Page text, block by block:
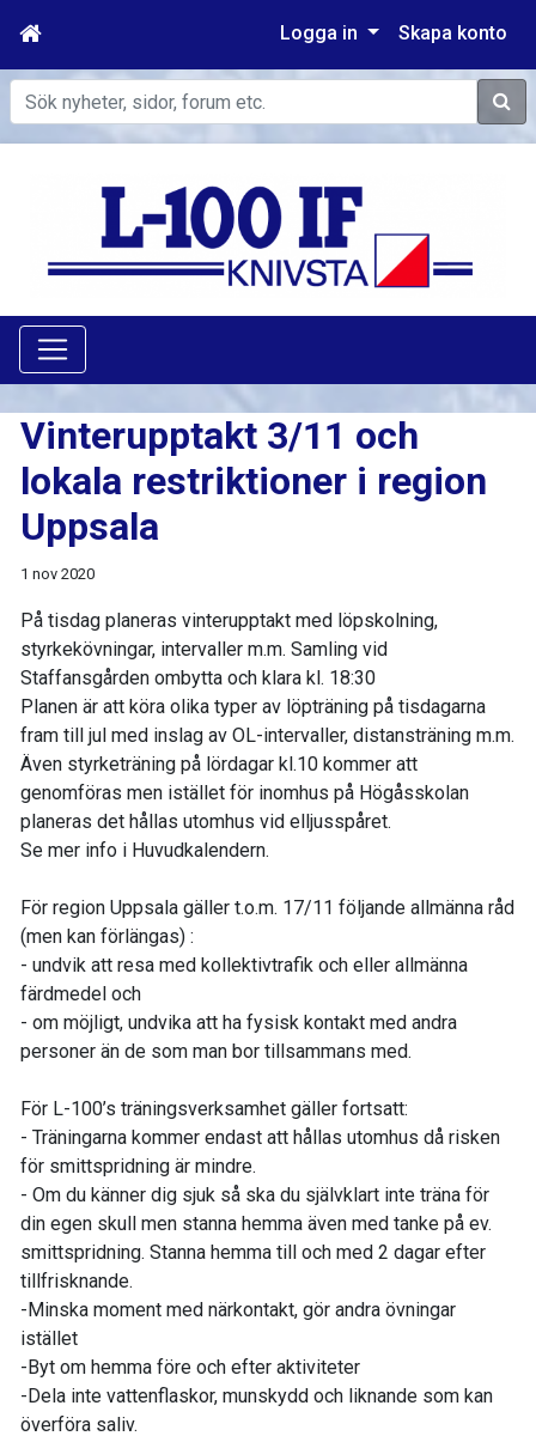
Logga in Skapa konto
Sök
Vinterupptakt 3/11 och
lokala restriktioner i region
Uppsala
1 nov 2020
På tisdag planeras vinterupptakt med löpskolning,
styrkekövningar, intervaller m.m. Samling vid
Staffansgården ombytta och klara kl. 18:30
Planen är att köra olika typer av löpträning på tisdagarna
fram till jul med inslag av OL-intervaller, distansträning m.m.
Även styrketräning på lördagar kl.10 kommer att
genomföras men istället för inomhus på Högåsskolan
planeras det hållas utomhus vid elljusspåret.
Se mer info i Huvudkalendern.
För region Uppsala gäller t.o.m. 17/11 följande allmänna råd
(men kan förlängas) :
- undvik att resa med kollektivtrafik och eller allmänna
färdmedel och
- om möjligt, undvika att ha fysisk kontakt med andra
personer än de som man bor tillsammans med.
För L-100’s träningsverksamhet gäller fortsatt:
- Träningarna kommer endast att hållas utomhus då risken
för smittspridning är mindre.
- Om du känner dig sjuk så ska du självklart inte träna för
din egen skull men stanna hemma även med tanke på ev.
smittspridning. Stanna hemma till och med 2 dagar efter
tillfrisknande.
-Minska moment med närkontakt, gör andra övningar
istället
-Byt om hemma före och efter aktiviteter
-Dela inte vattenflaskor, munskydd och liknande som kan
överföra saliv.